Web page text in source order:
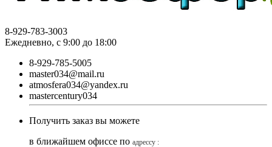
8-929-783-3003
Ежедневно, с 9:00 до 18:00
8-929-785-5005
master034@mail.ru
atmosfera034@yandex.ru
mastercentury034
Получить заказ вы можете
в ближайшем офиссе по адрессу :